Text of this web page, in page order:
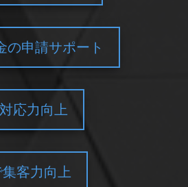
の申請サポート
応力向上
客力向上